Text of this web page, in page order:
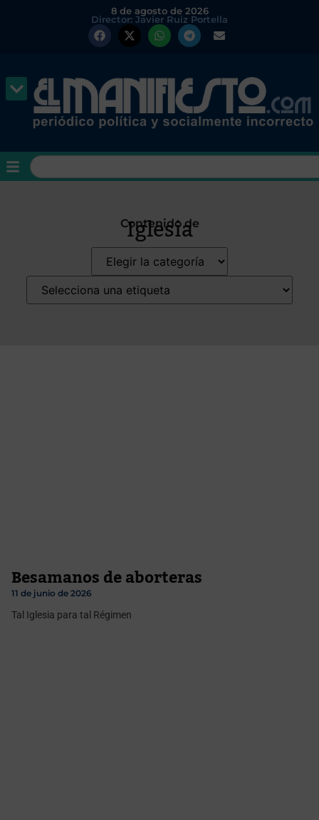
8 de agosto de 2026
Director: Javier Ruiz Portella
Contenido de
Iglesia
Besamanos de aborteras
11 de junio de 2026
Tal Iglesia para tal Régimen